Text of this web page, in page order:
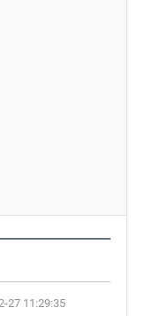
27 11:29:35